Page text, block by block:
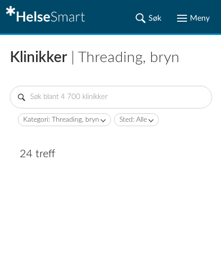
Klinikker | Threading, bryn
Kategori: Threading, bryn Sted: Alle
24 treff